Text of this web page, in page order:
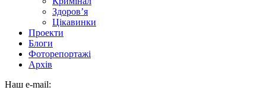
Здоров’я
Цікавинки
Проекти
Блоги
Фоторепортажі
Архів
Наш e-mail: